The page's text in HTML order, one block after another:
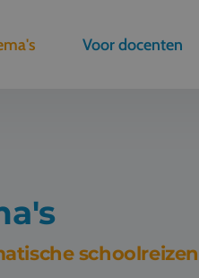
Voor docenten
schoolreizen